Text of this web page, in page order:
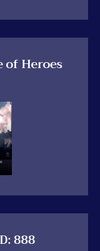
of Heroes
888